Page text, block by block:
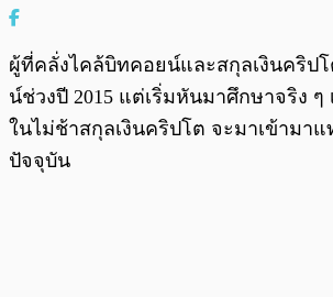
ผู้ที่คลั่งไคล้บิทคอยน์และสกุลเงินคริป
น์ช่วงปี 2015 แต่เริ่มหันมาศึกษาจริง ๆ
ในไม่ช้าสกุลเงินคริปโต จะมาเข้ามา
ปัจจุบัน